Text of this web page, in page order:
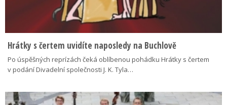
Hrátky s čertem uvidíte naposledy na Buchlově
Po úspěšných reprízách čeká oblíbenou pohádku Hrátky s čertem
v podání Divadelní společnosti J. K. Tyla…